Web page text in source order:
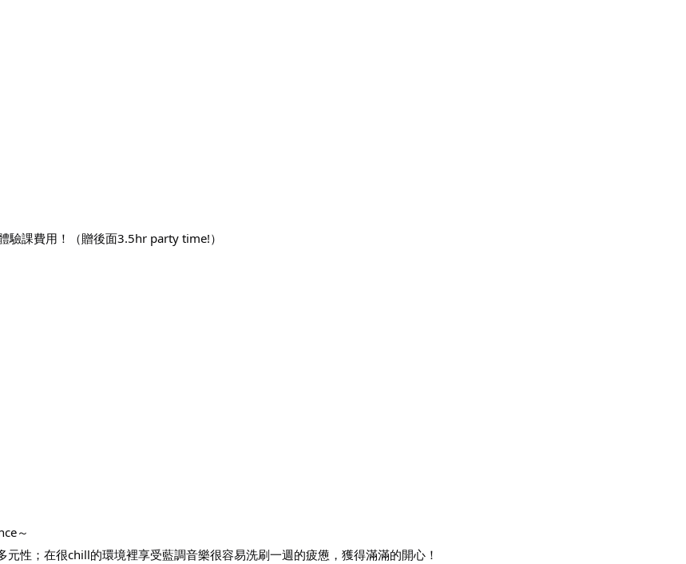
課費用！（贈後面3.5hr party time!）
～
性；在很chill的環境裡享受藍調音樂很容易洗刷一週的疲憊，獲得滿滿的開心！